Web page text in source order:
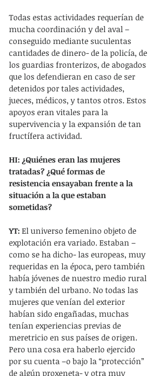
Todas estas actividades requerían de
mucha coordinación y del aval –
conseguido mediante suculentas
cantidades de dinero- de la policía, de
los guardias fronterizos, de abogados
que los defendieran en caso de ser
detenidos por tales actividades,
jueces, médicos, y tantos otros. Estos
apoyos eran vitales para la
supervivencia y la expansión de tan
fructífera actividad.
HI: ¿Quiénes eran las mujeres
tratadas? ¿Qué formas de
resistencia ensayaban frente a la
situación a la que estaban
sometidas?
YT: El universo femenino objeto de
explotación era variado. Estaban –
como se ha dicho- las europeas, muy
requeridas en la época, pero también
había jóvenes de nuestro medio rural
y también del urbano. No todas las
mujeres que venían del exterior
habían sido engañadas, muchas
tenían experiencias previas de
meretricio en sus países de origen.
Pero una cosa era haberlo ejercido
por su cuenta –o bajo la “protección”
de algún proxeneta- y otra muy